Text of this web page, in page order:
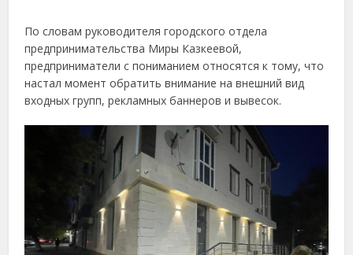
По словам руководителя городского отдела
предпринимательства Миры Казкеевой,
предприниматели с пониманием относятся к тому, что
настал момент обратить внимание на внешний вид
входных групп, рекламных баннеров и вывесок.